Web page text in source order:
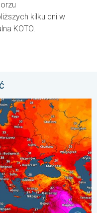
kilku dni w
KOTO.
Do blisko 30